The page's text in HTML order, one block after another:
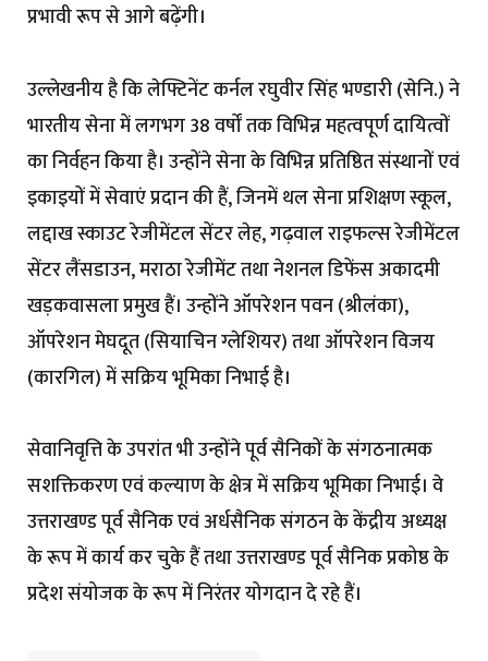
प्रभावी रूप से आगे बढ़ेंगी।
उल्लेखनीय है कि लेफ्टिनेंट कर्नल रघुवीर सिंह भण्डारी (सेनि.) ने
भारतीय सेना में लगभग 38 वर्षों तक विभिन्न महत्वपूर्ण दायित्वों
का निर्वहन किया है। उन्होंने सेना के विभिन्न प्रतिष्ठित संस्थानों एवं
इकाइयों में सेवाएं प्रदान की हैं, जिनमें थल सेना प्रशिक्षण स्कूल,
लद्दाख स्काउट रेजीमेंटल सेंटर लेह, गढ़वाल राइफल्स रेजीमेंटल
सेंटर लैंसडाउन, मराठा रेजीमेंट तथा नेशनल डिफेंस अकादमी
खड़कवासला प्रमुख हैं। उन्होंने ऑपरेशन पवन (श्रीलंका),
ऑपरेशन मेघदूत (सियाचिन ग्लेशियर) तथा ऑपरेशन विजय
(कारगिल) में सक्रिय भूमिका निभाई है।
सेवानिवृत्ति के उपरांत भी उन्होंने पूर्व सैनिकों के संगठनात्मक
सशक्तिकरण एवं कल्याण के क्षेत्र में सक्रिय भूमिका निभाई। वे
उत्तराखण्ड पूर्व सैनिक एवं अर्धसैनिक संगठन के केंद्रीय अध्यक्ष
के रूप में कार्य कर चुके हैं तथा उत्तराखण्ड पूर्व सैनिक प्रकोष्ठ के
प्रदेश संयोजक के रूप में निरंतर योगदान दे रहे हैं।